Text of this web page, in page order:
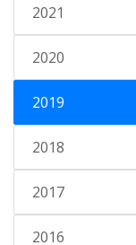
2021
2020
2019
2018
2017
2016